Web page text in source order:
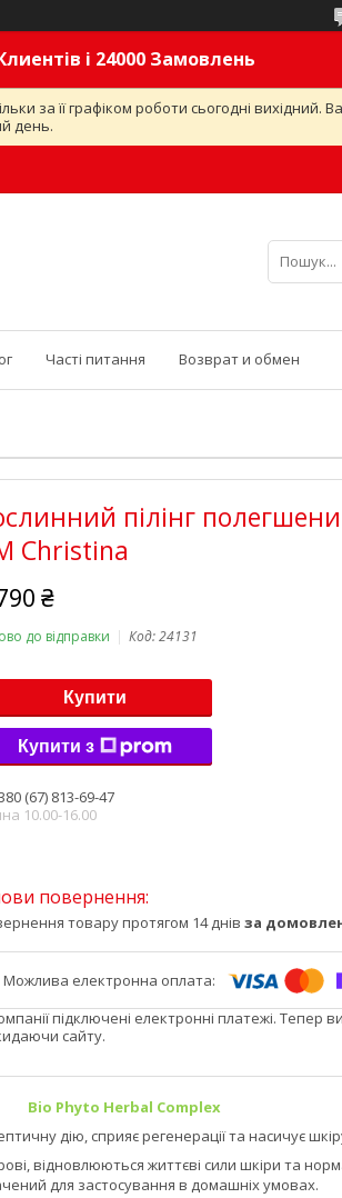
і 24000 Замовлень
за її графіком роботи сьогодні
день.
Часті питання Возврат и обмен
пілінг
Christina
₴
до відправки Код:24131
Купити
Купити з
(67) 813-69-47
10.00-16.00
товару протягом 14 днів за
підключені електронні платежі.
сайту.
Bio Phyto Herbal Complex
дію, сприяє регенерації та насичує
відновлюються життєві сили шкіри та
для застосування в домашніх умовах.